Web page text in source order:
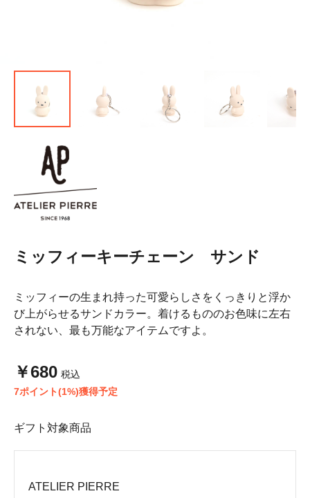
ミッフィーキーチェーン サンド
ミッフィーの生まれ持った可愛らしさをくっきりと浮か
び上がらせるサンドカラー。着けるもののお色味に左右
されない、最も万能なアイテムですよ。
￥680 税込
7ポイント(1%)獲得予定
ギフト対象商品
ATELIER PIERRE